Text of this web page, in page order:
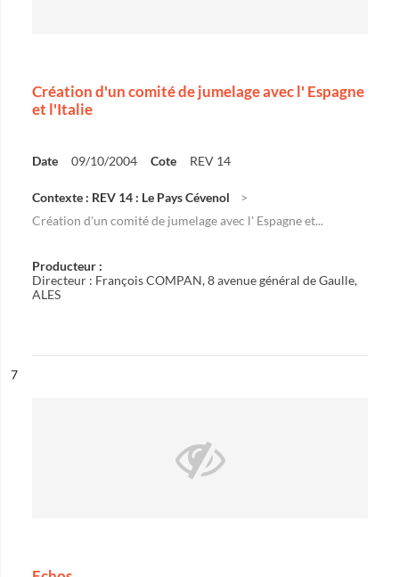
Création d'un comité de jumelage avec l' Espagne
et l'Italie
Date 09/10/2004 Cote REV 14
Contexte : REV 14 : Le Pays Cévenol
Création d'un comité de jumelage avec l' Espagne et...
Producteur :
Directeur : François COMPAN, 8 avenue général de Gaulle,
ALES
n°
7